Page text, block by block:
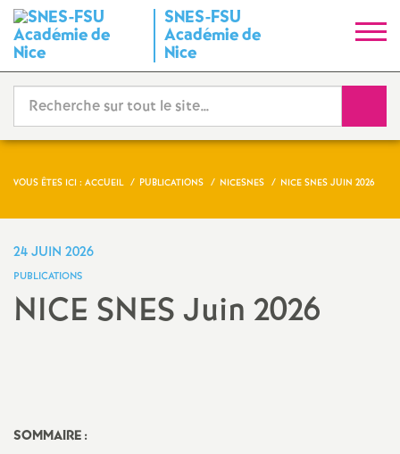
SNES-FSU
Académie de
Nice
y
n
d
i
a
VOUS ÊTES ICI : ACCUEIL PUBLICATIONS NICESNES NICE SNES JUIN 2026
24 JUIN 2026
PUBLICATIONS
NICE SNES Juin 2026
SOMMAIRE :